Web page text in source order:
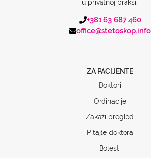
u privatnoj praksi.
+381 63 687 460
office@stetoskop.info
ZA PACIJENTE
Doktori
Ordinacije
Zakaži pregled
Pitajte doktora
Bolesti